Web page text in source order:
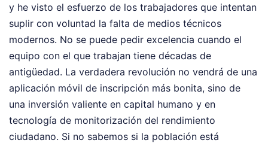
y he visto el esfuerzo de los trabajadores que intentan
suplir con voluntad la falta de medios técnicos
modernos. No se puede pedir excelencia cuando el
equipo con el que trabajan tiene décadas de
antigüedad. La verdadera revolución no vendrá de una
aplicación móvil de inscripción más bonita, sino de
una inversión valiente en capital humano y en
tecnología de monitorización del rendimiento
ciudadano. Si no sabemos si la población está